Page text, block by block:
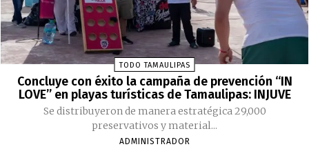
TODO TAMAULIPAS
Concluye con éxito la campaña de prevención “IN
LOVE” en playas turísticas de Tamaulipas: INJUVE
Se distribuyeron de manera estratégica 29,000
preservativos y material...
ADMINISTRADOR